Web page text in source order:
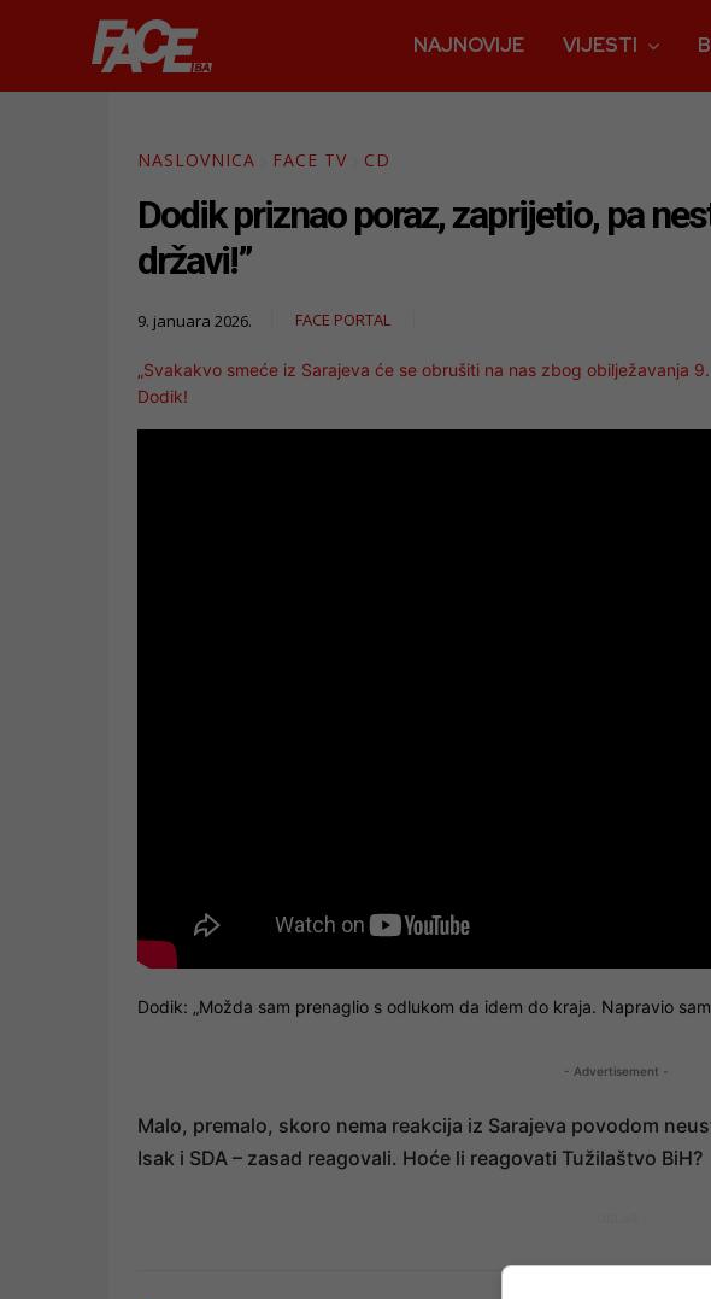
NAJNOVIJE VIJESTI
NASLOVNICA FACE TV CD
Dodik priznao poraz, zaprijetio, pa
državi!”
9. januara 2026. FACE PORTAL
„Svakakvo smeće iz Sarajeva će se obrušiti na nas zbog obilježavanja
Dodik!
Dodik: „Možda sam prenaglio s odlukom da idem do kraja. Napravio
- Advertisement -
Malo, premalo, skoro nema reakcija iz Sarajeva povodom
Isak i SDA – zasad reagovali. Hoće li reagovati Tužilaštvo BiH?